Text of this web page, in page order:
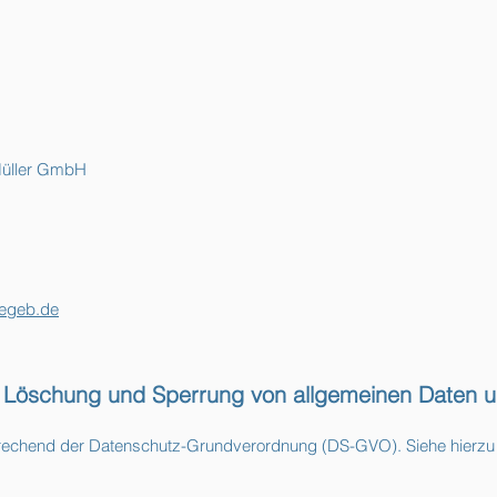
GmbH
und Sperrung von allgemeinen Daten
der Datenschutz-Grundverordnung (DS-GVO). Siehe